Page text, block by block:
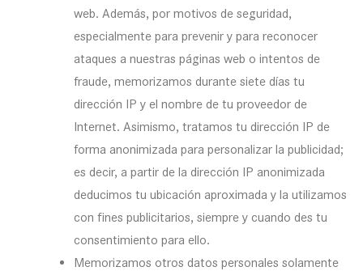
web. Además, por motivos de seguridad,
especialmente para prevenir y para reconocer
ataques a nuestras páginas web o intentos de
fraude, memorizamos durante siete días tu
dirección IP y el nombre de tu proveedor de
Internet. Asimismo, tratamos tu dirección IP de
forma anonimizada para personalizar la publicidad;
es decir, a partir de la dirección IP anonimizada
deducimos tu ubicación aproximada y la utilizamos
con fines publicitarios, siempre y cuando des tu
consentimiento para ello.
Memorizamos otros datos personales solamente